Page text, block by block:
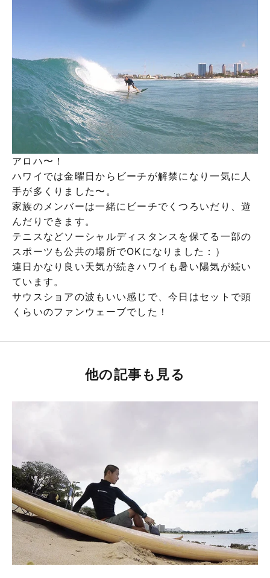
アロハ〜！
ハワイでは金曜日からビーチが解禁になり一気に人
手が多くりました〜。
家族のメンバーは一緒にビーチでくつろいだり、遊
んだりできます。
テニスなどソーシャルディスタンスを保てる一部の
スポーツも公共の場所でOKになりました：）
連日かなり良い天気が続きハワイも暑い陽気が続い
ています。
サウスショアの波もいい感じで、今日はセットで頭
くらいのファンウェーブでした！
他の記事も見る